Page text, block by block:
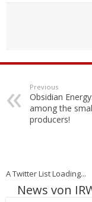
Previous
Obsidian
among the
producers!
A Twitter List Loading...
News von